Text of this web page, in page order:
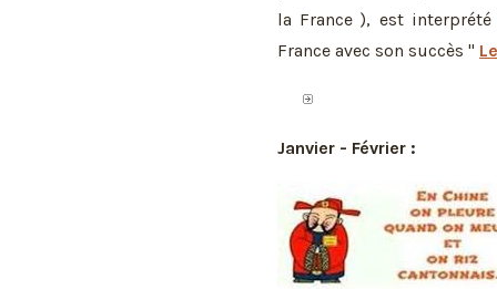
la France ), est
France avec son succès "
Janvier - Février :